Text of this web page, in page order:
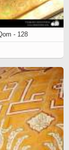
- 128